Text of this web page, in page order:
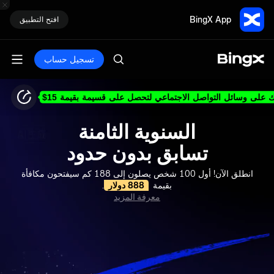
BingX App افتح التطبيق
تسجيل حساب
السنوية الثامنة
تسابق بدون حدود
انطلق الآن! أول 100 شخص يصلون إلى 188 كم سيفتحون مكافأة
بقيمة
888 دولار
معرفة المزيد
على وسائل التواصل الاجتماعي لتحصل على قسيمة بقيمة 15$